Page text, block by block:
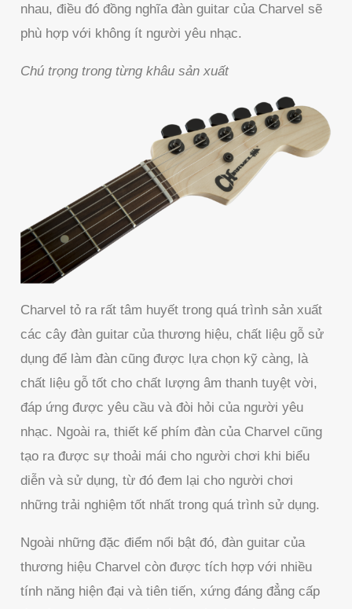
nhau, điều đó đồng nghĩa đàn guitar của Charvel sẽ
phù hợp với không ít người yêu nhạc.
Chú trọng trong từng khâu sản xuất
Charvel tỏ ra rất tâm huyết trong quá trình sản xuất
các cây đàn guitar của thương hiệu, chất liệu gỗ sử
dụng để làm đàn cũng được lựa chọn kỹ càng, là
chất liệu gỗ tốt cho chất lượng âm thanh tuyệt vời,
đáp ứng được yêu cầu và đòi hỏi của người yêu
nhạc. Ngoài ra, thiết kế phím đàn của Charvel cũng
tạo ra được sự thoải mái cho người chơi khi biểu
diễn và sử dụng, từ đó đem lại cho người chơi
những trải nghiệm tốt nhất trong quá trình sử dụng.
Ngoài những đặc điểm nổi bật đó, đàn guitar của
thương hiệu Charvel còn được tích hợp với nhiều
tính năng hiện đại và tiên tiến, xứng đáng đẳng cấp